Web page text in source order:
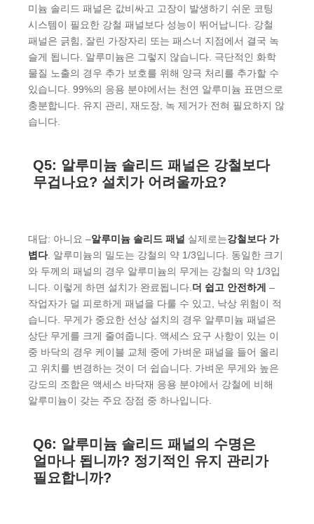
미늄 솔리드 패널은 값비싸고 고장이 발생하기 쉬운 코팅
시스템이 필요한 강철 패널보다 성능이 뛰어납니다. 강철
패널은 긁힘, 잘린 가장자리 또는 패스너 지점에서 결국 녹
슬게 됩니다. 알루미늄은 그렇지 않습니다. 극단적인 화학
물질 노출의 경우 추가 보호를 위해 양극 처리를 추가할 수
있습니다. 99%의 응용 분야에서는 천연 알루미늄 표면으로
충분합니다. 유지 관리, 재도장, 녹 제거가 전혀 필요하지 않
습니다.
Q5: 알루미늄 솔리드 패널은 강철보다
무겁나요? 설치가 어려울까요?
대답: 아니요 –알루미늄 솔리드 패널 실제로는강철보다 가
볍다. 알루미늄의 밀도는 강철의 약 1/3입니다. 동일한 크기
와 두께의 패널의 경우 알루미늄의 무게는 강철의 약 1/3입
니다. 이렇게 하면 설치가 완료됩니다.더 쉽고 안전하게 –
작업자가 덜 피로하게 패널을 다룰 수 있고, 낙상 위험이 적
습니다. 무게가 중요한 선상 설치의 경우 알루미늄 패널은
상단 무게를 크게 줄여줍니다. 액세스 요구 사항이 있는 이
중 바닥의 경우 케이블 교체 중에 가벼운 패널을 들어 올리
고 위치를 변경하는 것이 더 쉽습니다. 가벼운 무게와 높은
강도의 조합은 액세스 바닥재 응용 분야에서 강철에 비해
알루미늄이 갖는 주요 장점 중 하나입니다.
Q6: 알루미늄 솔리드 패널의 수명은
얼마나 됩니까? 정기적인 유지 관리가
필요합니까?